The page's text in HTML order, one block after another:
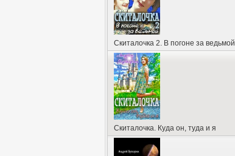
Скиталочка 2. В погоне за ведьмой
Скиталочка. Куда он, туда и я